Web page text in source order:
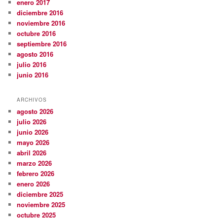
enero 2017
diciembre 2016
noviembre 2016
octubre 2016
septiembre 2016
agosto 2016
julio 2016
junio 2016
ARCHIVOS
agosto 2026
julio 2026
junio 2026
mayo 2026
abril 2026
marzo 2026
febrero 2026
enero 2026
diciembre 2025
noviembre 2025
octubre 2025